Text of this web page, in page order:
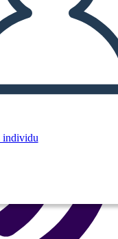
individu